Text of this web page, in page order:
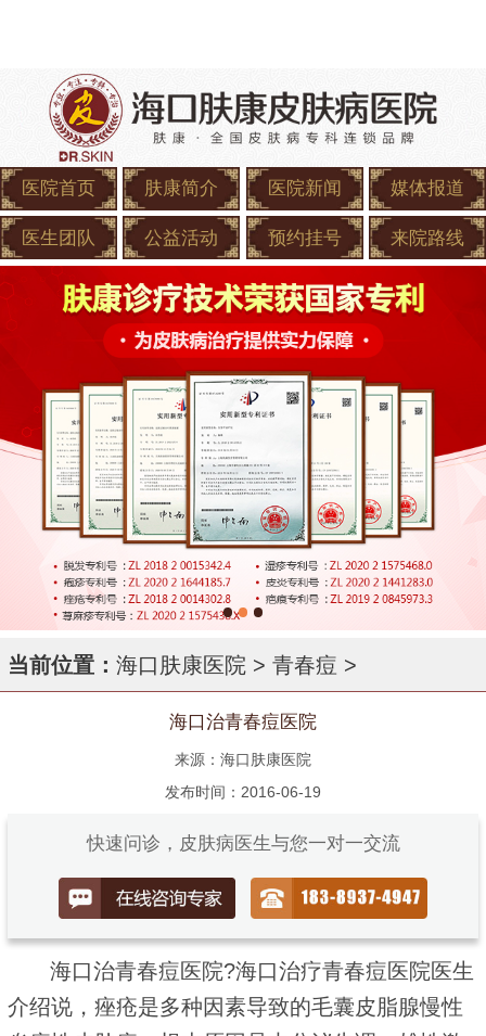
医院首页 肤康简介 医院新闻 媒体报道
医生团队 公益活动 预约挂号 来院路线
当前位置： 海口肤康医院 > 青春痘 >
海口治青春痘医院
来源：海口肤康医院
发布时间：2016-06-19
快速问诊，皮肤病医生与您一对一交流
海口治青春痘医院?海口治疗青春痘医院医生
介绍说，痤疮是多种因素导致的毛囊皮脂腺慢性